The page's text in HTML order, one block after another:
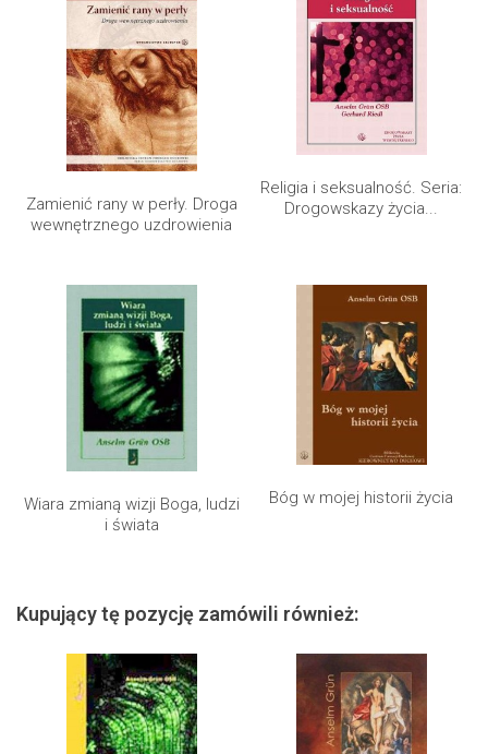
Zamienić rany w perły. Droga
wewnętrznego uzdrowienia
Religia i seksualność. Seria:
Drogowskazy życia...
Wiara zmianą wizji Boga, ludzi
i świata
Bóg w mojej historii życia
Kupujący tę pozycję zamówili również: